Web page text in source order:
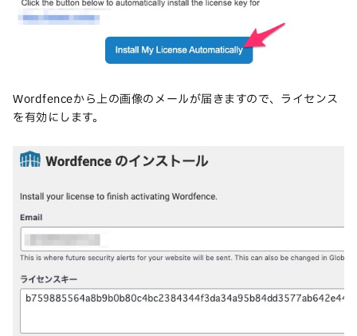
Wordfenceから上の画像のメールが届きますので、ライセンス
を有効にします。